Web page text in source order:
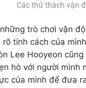
Các thử thách vận
trò chơi vận
tính cách của
Lee Hooyeon
hò với người
của mình để đưa